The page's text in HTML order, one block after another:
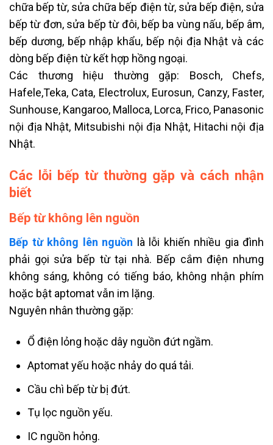
chữa bếp từ, sửa chữa bếp điện từ, sửa bếp điện, sửa
bếp từ đơn, sửa bếp từ đôi, bếp ba vùng nấu, bếp âm,
bếp dương, bếp nhập khẩu, bếp nội địa Nhật và các
dòng bếp điện từ kết hợp hồng ngoại.
Các thương hiệu thường gặp: Bosch, Chefs,
Hafele,Teka, Cata, Electrolux, Eurosun, Canzy, Faster,
Sunhouse, Kangaroo, Malloca, Lorca, Frico, Panasonic
nội địa Nhật, Mitsubishi nội địa Nhật, Hitachi nội địa
Nhật.
Các lỗi bếp từ thường gặp và cách nhận
biết
Bếp từ không lên nguồn
Bếp từ không lên nguồn là lỗi khiến nhiều gia đình
phải gọi sửa bếp từ tại nhà. Bếp cắm điện nhưng
không sáng, không có tiếng báo, không nhận phím
hoặc bật aptomat vẫn im lặng.
Nguyên nhân thường gặp:
Ổ điện lỏng hoặc dây nguồn đứt ngầm.
Aptomat yếu hoặc nhảy do quá tải.
Cầu chì bếp từ bị đứt.
Tụ lọc nguồn yếu.
IC nguồn hỏng.